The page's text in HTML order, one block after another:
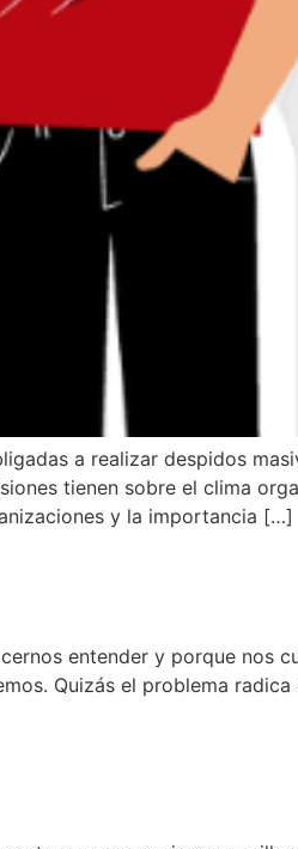
a realizar despidos
tienen sobre el clima
y la importancia […]
entender y porque nos
Quizás el problema